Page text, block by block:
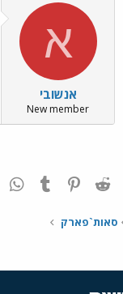
א
אנשובי
New member
Twitter
Reddit
Pinterest
Tumblr
סאות`פארק